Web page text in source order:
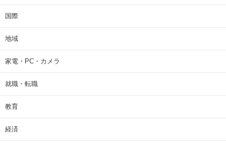
国際
地域
家電・PC・カメラ
就職・転職
教育
経済